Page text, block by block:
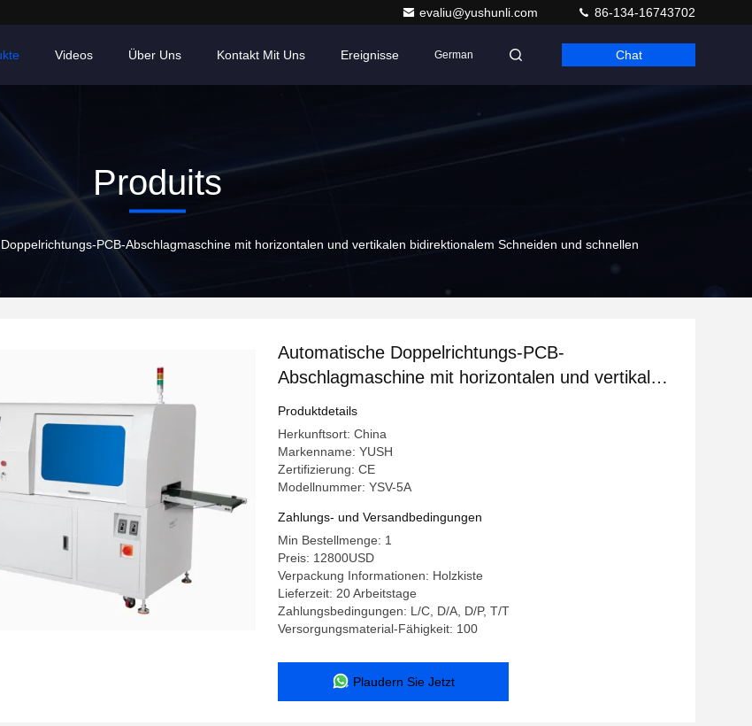
evaliu@yushunli.com 86-134-16743702
Videos Über Uns Kontakt Mit Uns Ereignisse German Chat
Produits
PCB-Abschlagmaschine mit horizontalen und vertikalen bidirektionalem Schneiden und schnellen
Automatische Doppelrichtungs-PCB-
Abschlagmaschine mit horizontalen und vertikalen
bidirektionalem Schneiden und schnellen
Stahlblättern
Produktdetails
Herkunftsort: China
Markenname: YUSH
Zertifizierung: CE
Modellnummer: YSV-5A
Zahlungs- und Versandbedingungen
Min Bestellmenge: 1
Preis: 12800USD
Verpackung Informationen: Holzkiste
Lieferzeit: 20 Arbeitstage
Zahlungsbedingungen: L/C, D/A, D/P, T/T
Versorgungsmaterial-Fähigkeit: 100
Plaudern Sie Jetzt